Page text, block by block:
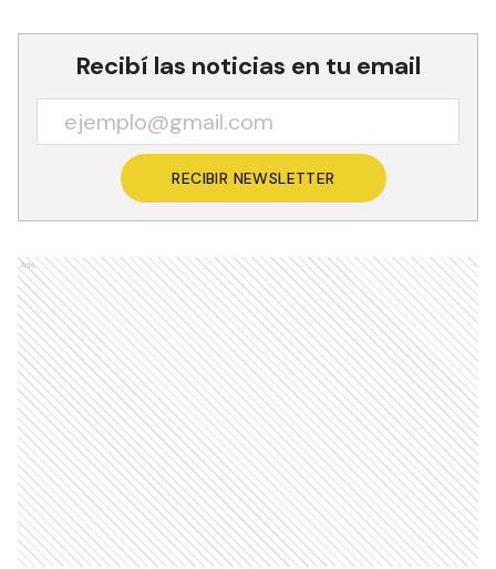
Recibí las noticias en tu email
RECIBIR NEWSLETTER
Ads